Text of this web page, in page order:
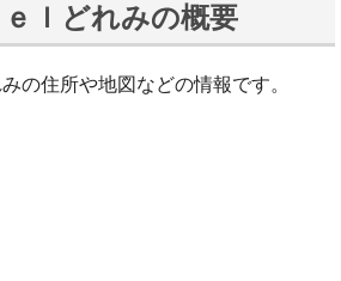
ｌどれみの概要
の住所や地図などの情報です。